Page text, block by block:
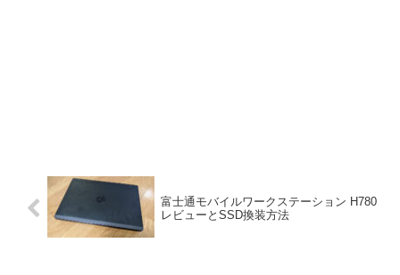
富士通モバイルワークステーション H780
レビューとSSD換装方法